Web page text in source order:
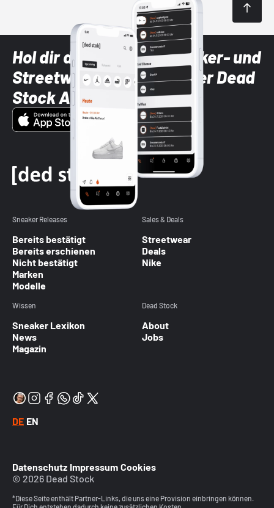
Hol dir die neuesten Sneaker- und
Streetwear-Brands mit der Dead
Stock App
Sneaker Releases
Bereits bestätigt
Bereits erschienen
Nicht bestätigt
Marken
Modelle
Sales & Deals
Streetwear
Deals
Nike
Wissen
Sneaker Lexikon
News
Magazin
Dead Stock
About
Jobs
DE EN
Datenschutz Impressum Cookies
© 2026 Dead Stock
*Diese Seite enthält Partner-Links, die uns eine Provision einbringen können.